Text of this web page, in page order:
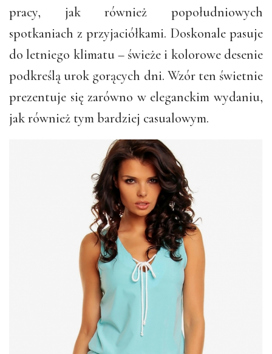
pracy, jak również popołudniowych
spotkaniach z przyjaciółkami. Doskonale pasuje
do letniego klimatu – świeże i kolorowe desenie
podkreślą urok gorących dni. Wzór ten świetnie
prezentuje się zarówno w eleganckim wydaniu,
jak również tym bardziej casualowym.